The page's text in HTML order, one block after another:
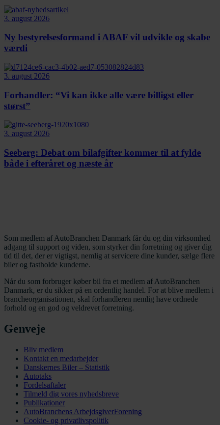
3. august 2026
Ny bestyrelsesformand i ABAF vil udvikle og skabe
værdi
3. august 2026
Forhandler: “Vi kan ikke alle være billigst eller
størst”
3. august 2026
Seeberg: Debat om bilafgifter kommer til at fylde
både i efteråret og næste år
Som medlem af AutoBranchen Danmark får du og din virksomhed
adgang til support og viden, som styrker din forretning og giver dig
tid til det, der er vigtigst, nemlig at servicere dine kunder, sælge flere
biler og fastholde kunderne.
Når du som forbruger køber bil fra et medlem af AutoBranchen
Danmark, er du sikker på en ordentlig handel. For at blive medlem i
brancheorganisationen, skal forhandleren nemlig have ordnede
forhold og en god og veldrevet forretning.
Genveje
Bliv medlem
Kontakt en medarbejder
Danskernes Biler – Statistik
Autotaks
Fordelsaftaler
Tilmeld dig vores nyhedsbreve
Publikationer
AutoBranchens ArbejdsgiverForening
Cookie- og privatlivspolitik